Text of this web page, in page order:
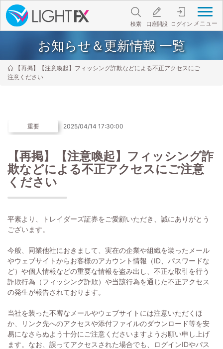
メニュー
検索 口座開設 ログイン
お知らせ＆更新情報 一覧
【再掲】【注意喚起】フィッシング詐欺などによる不正アクセスにご
注意ください
重要 2025/04/14 17:30:00
【再掲】【注意喚起】フィッシング詐
欺などによる不正アクセスにご注意
ください
平素より、トレイダーズ証券をご愛顧いただき、誠にありがとう
ございます。
今般、同業他社におきまして、実在の企業や組織を装ったメール
やウェブサイトからお客様のアカウント情報（ID、パスワードな
ど）や個人情報などの重要な情報を盗み出し、不正な取引を行う
詐欺行為（フィッシング詐欺）や当該行為を通じた不正アクセス
の発生が報告されております。
当社を装った不審なメールやウェブサイトには注意いただくほ
か、リンク先へのアクセスや添付ファイルのダウンロード等を安
易になさらぬよう十分にご注意くださいますようお願い申し上げ
ます。なお、誤ってアクセスされた場合でも、ログインIDやパス